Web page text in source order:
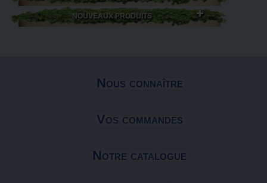
NOUVEAUX PRODUITS
Nous connaître
Vos commandes
Notre catalogue